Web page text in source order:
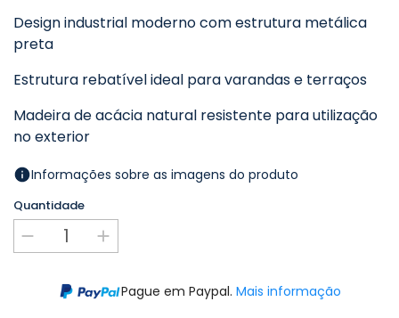
Design industrial moderno com estrutura metálica
preta
Estrutura rebatível ideal para varandas e terraços
Madeira de acácia natural resistente para utilização
no exterior
Informações sobre as imagens do produto
Quantidade
Pague em Paypal. Mais informação